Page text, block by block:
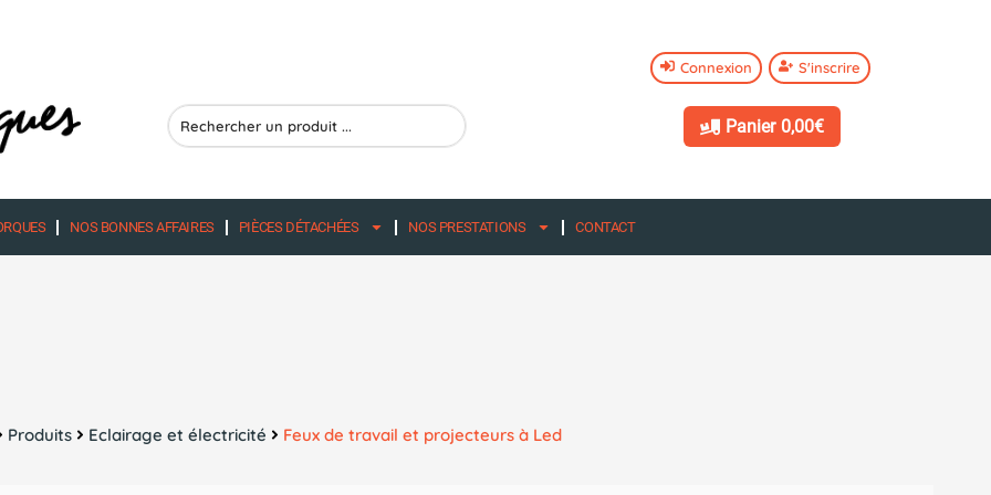
Search
...
Connexion S'inscrire
Panier 0,00€
NOS BONNES AFFAIRES PIÈCES DÉTACHÉES NOS PRESTATIONS CONTACT
Produits Eclairage et électricité Feux de travail et projecteurs à Led